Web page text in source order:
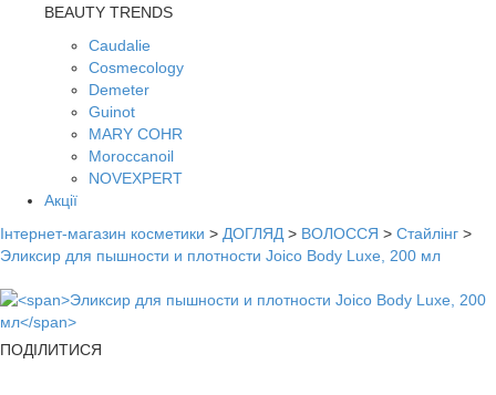
BEAUTY TRENDS
Caudalie
Cosmecology
Demeter
Guinot
MARY COHR
Moroccanoil
NOVEXPERT
Акції
Інтернет-магазин косметики > ДОГЛЯД > ВОЛОССЯ > Стайлінг >
Эликсир для пышности и плотности Joico Body Luxe, 200 мл
ПОДІЛИТИСЯ